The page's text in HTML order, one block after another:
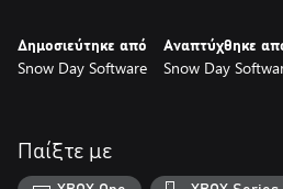
Δημοσιεύτηκε από
Snow Day Software
Αναπτύχθηκε
Snow Day
Παίξτε με